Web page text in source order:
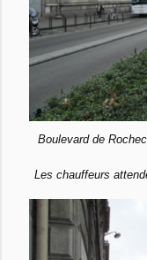
Boulevard de
Les chauffeurs